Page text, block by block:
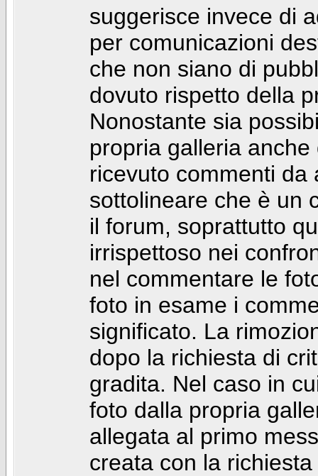
suggerisce invece di
per comunicazioni
che non siano di
dovuto rispetto della
Nonostante sia
propria galleria
ricevuto commenti da
sottolineare che è un
il forum, soprattutto
irrispettoso nei
nel commentare le
foto in esame i
significato. La
dopo la richiesta di
gradita. Nel caso in
foto dalla propria
allegata al primo
creata con la